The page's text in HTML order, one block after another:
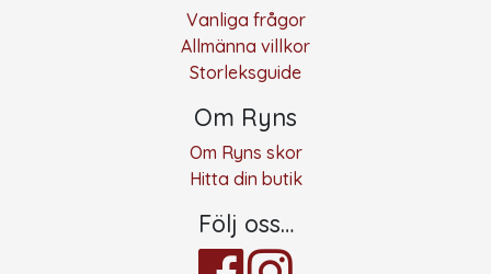
Vanliga frågor
Allmänna villkor
Storleksguide
Om Ryns
Om Ryns skor
Hitta din butik
Följ oss…